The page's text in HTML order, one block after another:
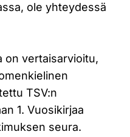
ole yhteydessä
on vertaisarvioitu,
TSV:n
1. Vuosikirjaa
seura.